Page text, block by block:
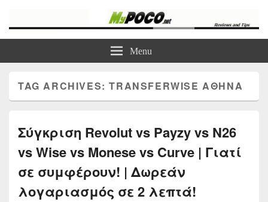
Τα καλύτερα Reviews , Συγκρίσεις , VPN , Webhosting
Menu
TAG ARCHIVES:TRANSFERWISE ΑΘΉΝΑ
Σύγκριση Revolut vs Payzy vs N26
vs Wise vs Monese vs Curve | Γιατί
σε συμφέρουν! | Δωρεάν
λογαριασμός σε 2 λεπτά!